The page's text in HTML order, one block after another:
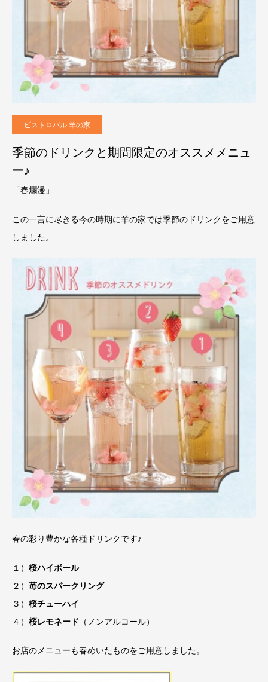
ビストロバル 羊の家
季節のドリンクと期間限定のオススメメニュ
ー♪
「春爛漫」
この一言に尽きる今の時期に羊の家では季節のドリンクをご用意
しました。
春の彩り豊かな各種ドリンクです♪
１） 桜ハイボール
２） 苺のスパークリング
３） 桜チューハイ
４） 桜レモネード （ノンアルコール）
お店のメニューも春めいたものをご用意しました。